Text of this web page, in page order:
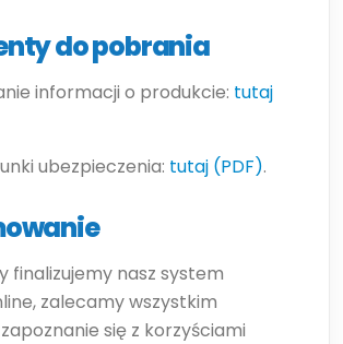
do pobrania
informacji o produkcie: tutaj
ubezpieczenia: tutaj (PDF).
finalizujemy nasz system
zalecamy wszystkim
się z korzyściami